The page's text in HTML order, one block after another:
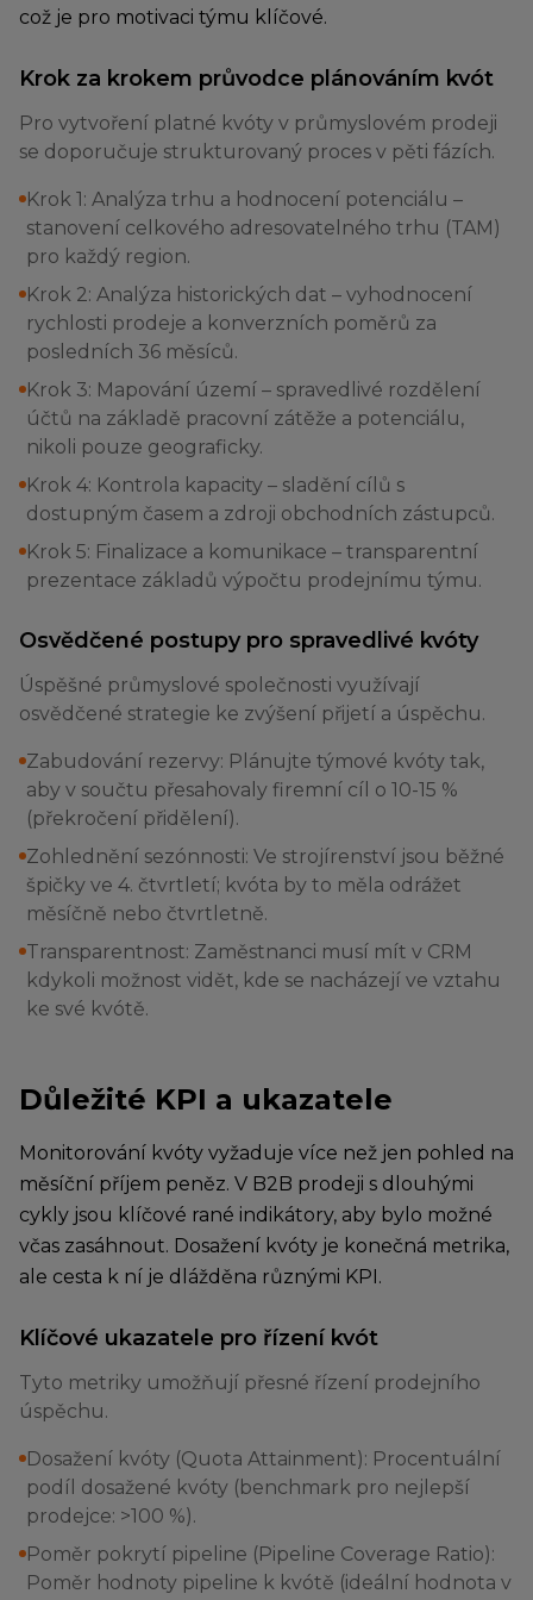
což je pro motivaci týmu klíčové.
Krok za krokem průvodce plánováním kvót
Pro vytvoření platné kvóty v průmyslovém prodeji
se doporučuje strukturovaný proces v pěti fázích.
Krok 1: Analýza trhu a hodnocení potenciálu –
stanovení celkového adresovatelného trhu (TAM)
pro každý region.
Krok 2: Analýza historických dat – vyhodnocení
rychlosti prodeje a konverzních poměrů za
posledních 36 měsíců.
Krok 3: Mapování území – spravedlivé rozdělení
účtů na základě pracovní zátěže a potenciálu,
nikoli pouze geograficky.
Krok 4: Kontrola kapacity – sladění cílů s
dostupným časem a zdroji obchodních zástupců.
Krok 5: Finalizace a komunikace – transparentní
prezentace základů výpočtu prodejnímu týmu.
Osvědčené postupy pro spravedlivé kvóty
Úspěšné průmyslové společnosti využívají
osvědčené strategie ke zvýšení přijetí a úspěchu.
Zabudování rezervy: Plánujte týmové kvóty tak,
aby v součtu přesahovaly firemní cíl o 10-15 %
(překročení přidělení).
Zohlednění sezónnosti: Ve strojírenství jsou běžné
špičky ve 4. čtvrtletí; kvóta by to měla odrážet
měsíčně nebo čtvrtletně.
Transparentnost: Zaměstnanci musí mít v CRM
kdykoli možnost vidět, kde se nacházejí ve vztahu
ke své kvótě.
Důležité KPI a ukazatele
Monitorování kvóty vyžaduje více než jen pohled na
měsíční příjem peněz. V B2B prodeji s dlouhými
cykly jsou klíčové rané indikátory, aby bylo možné
včas zasáhnout. Dosažení kvóty je konečná metrika,
ale cesta k ní je dlážděna různými KPI.
Klíčové ukazatele pro řízení kvót
Tyto metriky umožňují přesné řízení prodejního
úspěchu.
Dosažení kvóty (Quota Attainment): Procentuální
podíl dosažené kvóty (benchmark pro nejlepší
prodejce: >100 %).
Poměr pokrytí pipeline (Pipeline Coverage Ratio):
Poměr hodnoty pipeline k kvótě (ideální hodnota v